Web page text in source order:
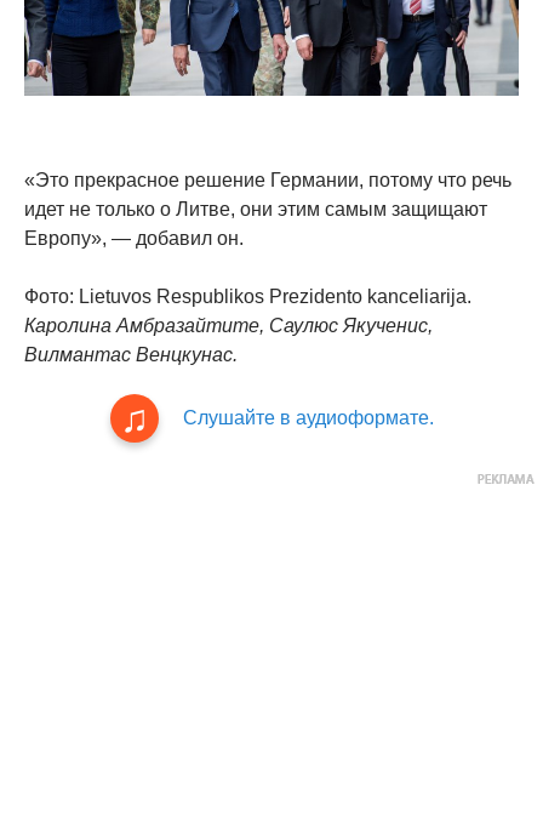
«Это прекрасное решение Германии, потому что речь
идет не только о Литве, они этим самым защищают
Европу», — добавил он.
Фото: Lietuvos Respublikos Prezidento kanceliarija.
Каролина Амбразайтите, Саулюс Якученис,
Вилмантас Венцкунас.
Слушайте в аудиоформате.